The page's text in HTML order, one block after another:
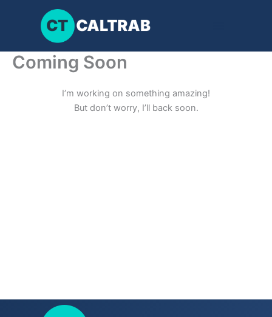
conteúdo
Coming Soon
I’m working on something amazing!
But don’t worry, I’ll back soon.